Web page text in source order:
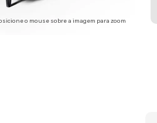
o mouse sobre a imagem para zoom